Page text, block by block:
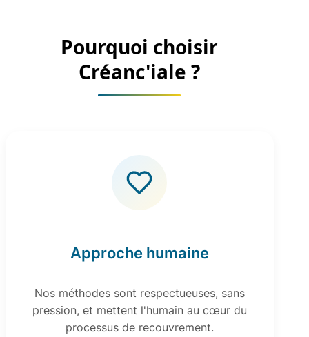
Pourquoi choisir
Créanc'iale ?
Approche humaine
Nos méthodes sont respectueuses, sans
pression, et mettent l'humain au cœur du
processus de recouvrement.